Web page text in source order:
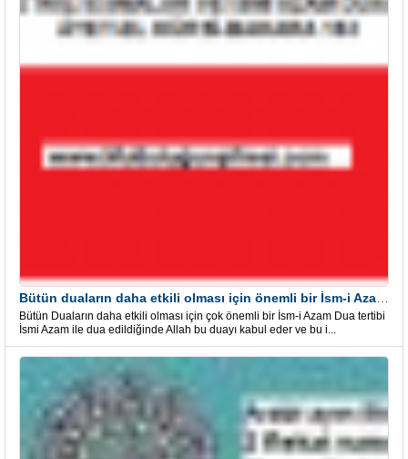
Bütün Duaların daha etkili olması için çok önemli bir İsm-i Azam Dua tertibi
İsmi Azam ile dua edildiğinde Allah bu duayı kabul eder ve bu i...